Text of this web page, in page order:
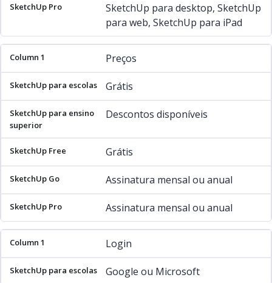
SketchUp para desktop, SketchUp
para web, SketchUp para iPad
Preços
Grátis
Descontos disponíveis
Grátis
Assinatura mensal ou anual
Assinatura mensal ou anual
Login
Google ou Microsoft